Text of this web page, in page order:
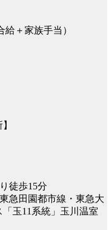
給＋家族手当）
徒歩15分
急田園都市線・東急大
玉11系統」玉川温室